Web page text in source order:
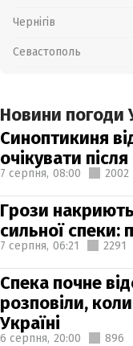
Чернігів
Севастополь
Новини погоди
Синоптикиня
очікувати
7 серпня, 08:00 2002
Грози
сильної спеки:
7 серпня, 06:21 2291
Спека почне
розповіли,
Україні
6 серпня, 20:00 896